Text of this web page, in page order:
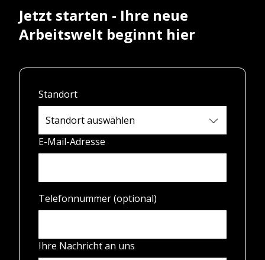
Jetzt starten - Ihre neue
Arbeitswelt beginnt hier
Standort
E-Mail-Adresse
Telefonnummer (optional)
Ihre Nachricht an uns